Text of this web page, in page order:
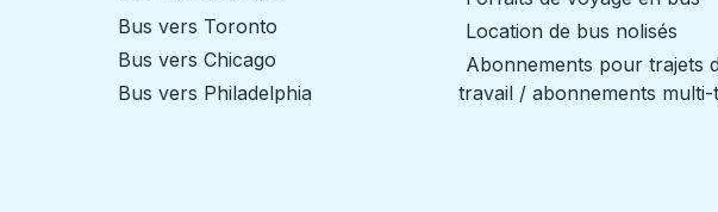
Bus vers Toronto
Bus vers Chicago
Bus vers Philadelphia
Location de bus nolisés
Abonnements pour trajets
travail / abonnements multi-